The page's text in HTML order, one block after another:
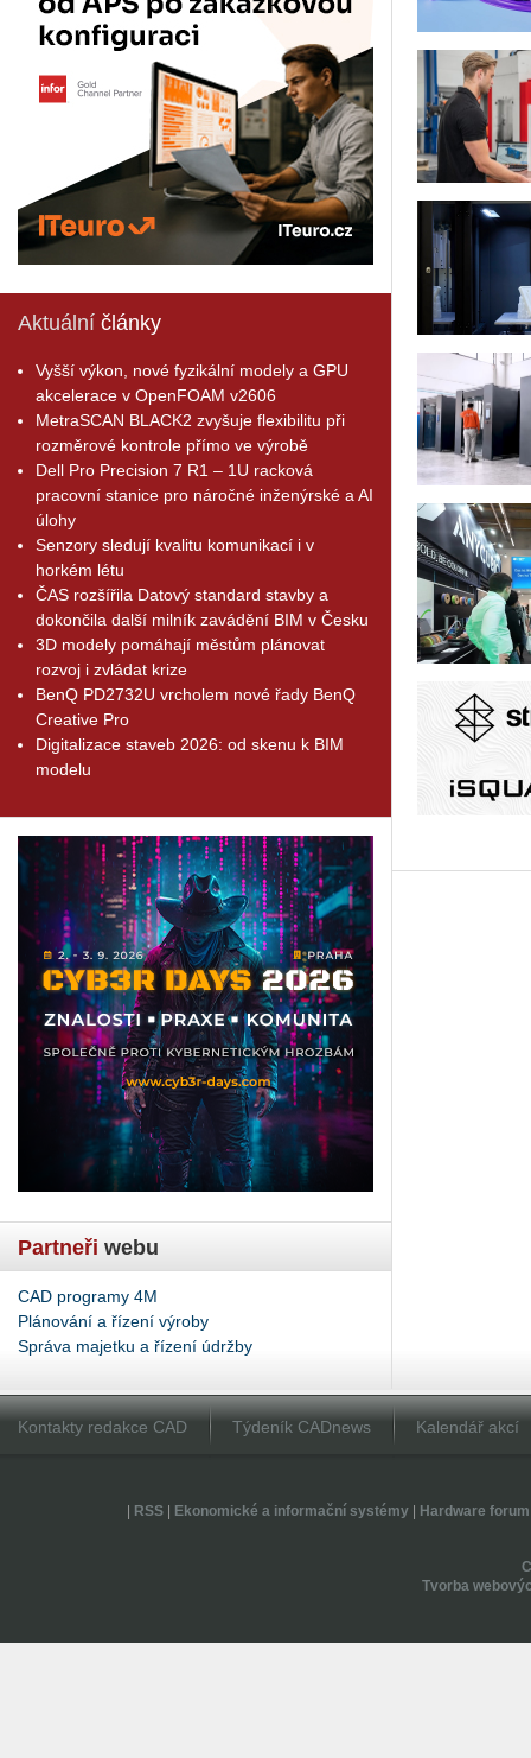
Aktuální články
Vyšší výkon, nové fyzikální modely a GPU
akcelerace v OpenFOAM v2606
MetraSCAN BLACK2 zvyšuje flexibilitu při
rozměrové kontrole přímo ve výrobě
Dell Pro Precision 7 R1 – 1U racková
pracovní stanice pro náročné inženýrské a AI
úlohy
Senzory sledují kvalitu komunikací i v
horkém létu
ČAS rozšířila Datový standard stavby a
dokončila další milník zavádění BIM v Česku
3D modely pomáhají městům plánovat
rozvoj i zvládat krize
BenQ PD2732U vrcholem nové řady BenQ
Creative Pro
Digitalizace staveb 2026: od skenu k BIM
modelu
Partneři webu
CAD programy 4M
Plánování a řízení výroby
Správa majetku a řízení údržby
Kontakty redakce CAD Týdeník CADnews Kalendář akcí
RSS| Ekonomické a informační systémy| Hardware forum
Tvorba